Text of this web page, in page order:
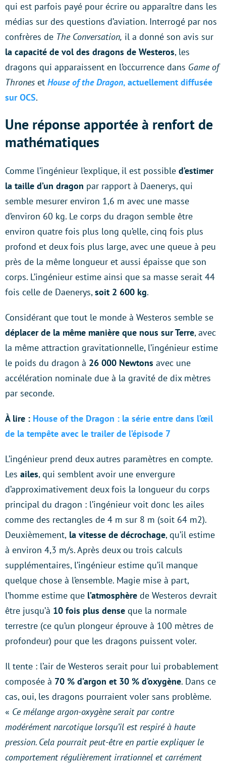
qui est parfois payé pour écrire ou apparaître dans les
médias sur des questions d’aviation. Interrogé par nos
confrères de The Conversation, il a donné son avis sur
la capacité de vol des dragons de Westeros, les
dragons qui apparaissent en l’occurrence dans Game of
Thrones et House of the Dragon, actuellement diffusée
sur OCS.
Une réponse apportée à renfort de
mathématiques
Comme l’ingénieur l’explique, il est possible d’estimer
la taille d’un dragon par rapport à Daenerys, qui
semble mesurer environ 1,6 m avec une masse
d’environ 60 kg. Le corps du dragon semble être
environ quatre fois plus long qu’elle, cinq fois plus
profond et deux fois plus large, avec une queue à peu
près de la même longueur et aussi épaisse que son
corps. L’ingénieur estime ainsi que sa masse serait 44
fois celle de Daenerys,soit 2 600 kg.
Considérant que tout le monde à Westeros semble se
déplacer de la même manière que nous sur Terre, avec
la même attraction gravitationnelle, l’ingénieur estime
le poids du dragon à 26 000 Newtons avec une
accélération nominale due à la gravité de dix mètres
par seconde.
À lire : House of the Dragon : la série entre dans l’œil
de la tempête avec le trailer de l’épisode 7
L’ingénieur prend deux autres paramètres en compte.
Les ailes, qui semblent avoir une envergure
d’approximativement deux fois la longueur du corps
principal du dragon : l’ingénieur voit donc les ailes
comme des rectangles de 4 m sur 8 m (soit 64 m2).
Deuxièmement, la vitesse de décrochage, qu’il estime
à environ 4,3 m/s. Après deux ou trois calculs
supplémentaires, l’ingénieur estime qu’il manque
quelque chose à l’ensemble. Magie mise à part,
l’homme estime que l’atmosphère de Westeros devrait
être jusqu’à 10 fois plus dense que la normale
terrestre (ce qu’un plongeur éprouve à 100 mètres de
profondeur) pour que les dragons puissent voler.
Il tente : l’air de Westeros serait pour lui probablement
composée à 70 % d’argon et 30 % d’oxygène. Dans ce
cas, oui, les dragons pourraient voler sans problème.
« Ce mélange argon-oxygène serait par contre
modérément narcotique lorsqu’il est respiré à haute
pression. Cela pourrait peut-être en partie expliquer le
comportement régulièrement irrationnel et carrément